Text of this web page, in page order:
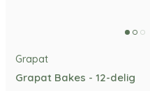
Grapat
Grapat Bakes - 12-delig